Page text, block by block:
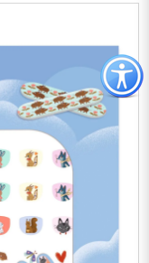
כפתור
לפתיחת
תפריט
נגישות